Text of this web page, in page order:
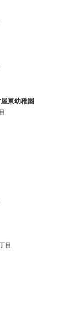
東幼稚園
目